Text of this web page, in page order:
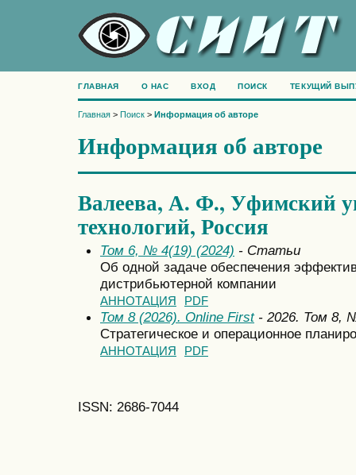
ГЛАВНАЯ О НАС ВХОД ПОИСК ТЕКУЩИЙ
Главная > Поиск > Информация об авторе
Информация об авторе
Валеева, А. Ф., Уфимский
технологий, Россия
Том 6, № 4(19) (2024) - Статьи
Об одной задаче обеспечения
дистрибьютерной компании
АННОТАЦИЯ PDF
Том 8 (2026). Online First- 2026. Том 8,
Стратегическое и операционное
АННОТАЦИЯ PDF
ISSN: 2686-7044